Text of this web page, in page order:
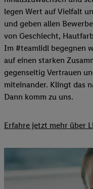
legen Wert auf Vielfalt
und geben allen
von Geschlecht,
Im #teamlidl begegnen
auf einen starken
gegenseitig Vertrauen
miteinander. Klingt das
Dann komm zu uns.​
Erfahre jetzt mehr über